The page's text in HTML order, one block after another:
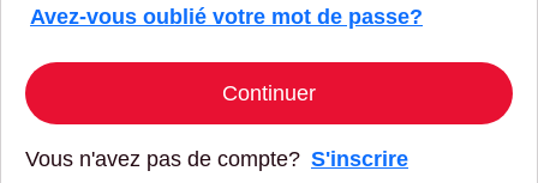
Avez-vous oublié votre mot de passe?
Continuer
Vous n'avez pas de compte? S'inscrire